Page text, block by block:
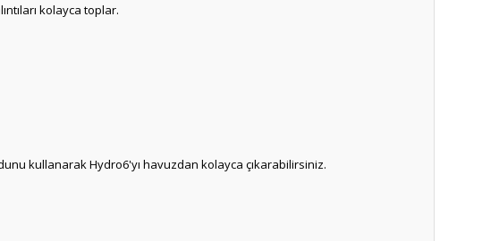
kolayca toplar.
kullanarak Hydro6'yı havuzdan kolayca çıkarabilirsiniz.